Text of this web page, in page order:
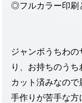
◎フルカラー印刷
ジャンボうちわ
り、お持ちのうち
カット済みなの
手作りが苦手な方